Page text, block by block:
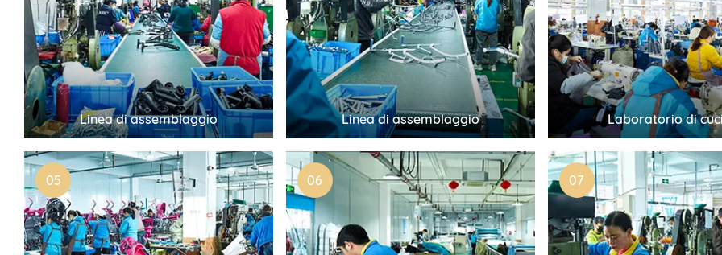
Linea di assemblaggio Linea di assemblaggio Laboratorio di
05 06 07